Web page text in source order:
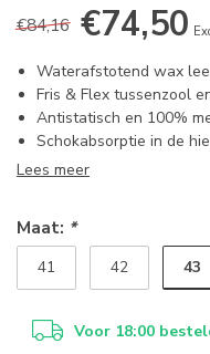
€84,16 €74,50
Waterafstotend wax
Fris & Flex tussenzool
Antistatisch en 100%
Schokabsorptie in de
Lees meer
Maat: *
41 42 43
Voor 18:00